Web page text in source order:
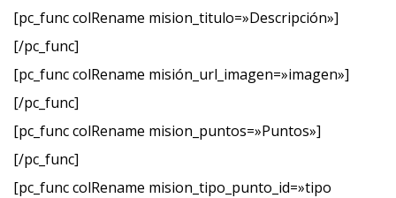
[pc_func colRename mision_titulo=»Descripción»]
[/pc_func]
[pc_func colRename misión_url_imagen=»imagen»]
[/pc_func]
[pc_func colRename mision_puntos=»Puntos»]
[/pc_func]
[pc_func colRename mision_tipo_punto_id=»tipo